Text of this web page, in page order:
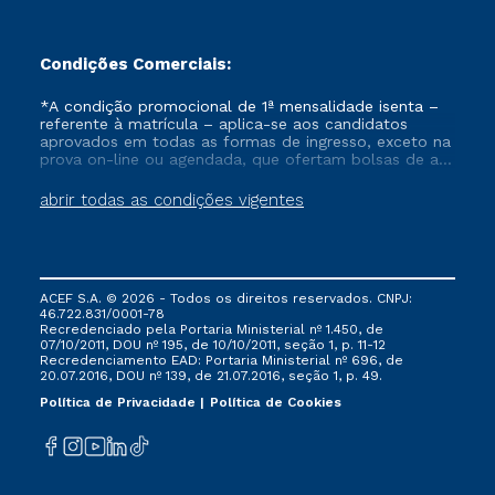
Condições Comerciais:
abrir todas as condições vigentes
*A condição promocional de 1ª mensalidade isenta –
referente à matrícula – aplica-se aos candidatos
aprovados em todas as formas de ingresso, exceto na
prova on-line ou agendada, que ofertam bolsas de até
vigente, que ainda não tenham efetivado e/ou não
tenham cancelado ou trancado sua matrícula em uma
via FIES, Prouni e outros programas governamentais, e
não se acumula com nenhuma outra campanha
ofertada pela Instituição.
ACEF S.A. © 2026 - Todos os direitos reservados. CNPJ:
46.722.831/0001-78
Recredenciado pela Portaria Ministerial nº 1.450, de
07/10/2011, DOU nº 195, de 10/10/2011, seção 1, p. 11-12
Recredenciamento EAD: Portaria Ministerial nº 696, de
20.07.2016, DOU nº 139, de 21.07.2016, seção 1, p. 49.
Política de Privacidade
Política de Cookies